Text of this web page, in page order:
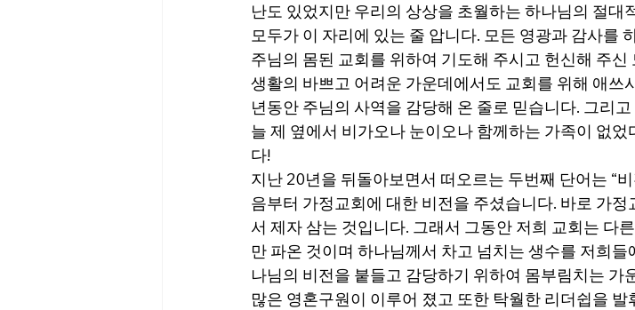
난도 있었지만 우리의 상상을 초월하는 하나님의 절대
모두가 이 자리에 있는 줄 압니다. 모든 영광과 감사를
주님의 몸된 교회를 위하여 기도해 주시고 헌신해 주
생활의 바쁘고 어려운 가운데에서도 교회를 위해 애쓰
년동안 주님의 사역을 감당해 온 줄로 믿습니다. 그리
늘 제 옆에서 비가오나 눈이오나 함께하는 가족이 없
다!
지난 20년을 뒤돌아보면서 떠오르는 두번째 단어는 “
음부터 가정교회에 대한 비전을 주셨습니다. 바로 가
서 제자 삼는 것입니다. 그래서 그동안 저희 교회는 다
만 파온 것이며 하나님께서 차고 넘치는 생수를 저희
나님의 비전을 붙들고 감당하기 위하여 몸부림치는 가
많은 영혼구원이 이루어 졌고 또한 탁월한 리더쉽을